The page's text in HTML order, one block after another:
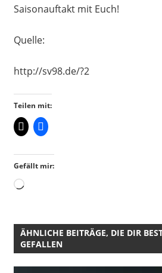
Saisonauftakt mit Euch!
Quelle:
http://sv98.de/?2
Teilen mit:
Gefällt mir:
Wird
ÄHNLICHE BEITRÄGE, DIE DIR
GEFALLEN